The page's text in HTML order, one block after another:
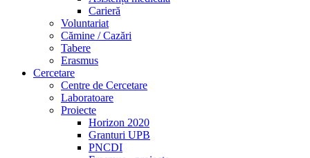
Carieră
Voluntariat
Cămine / Cazări
Tabere
Erasmus
Cercetare
Centre de Cercetare
Laboratoare
Proiecte
Horizon 2020
Granturi UPB
PNCDI